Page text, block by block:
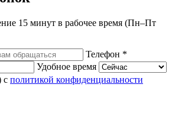
15 минут в рабочее время (Пн–Пт
Телефон *
Удобное время
с политикой конфиденциальности